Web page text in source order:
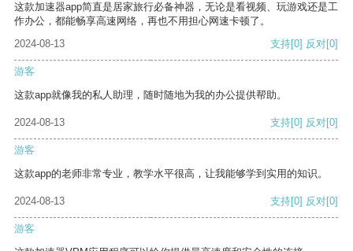
这款加速器app简直是居家旅行必备神器，无论是看视频、玩游戏还是工
作办公，都能畅享高速网络，再也不用担心网速卡顿了。
2024-08-13
支持[0] 反对[0]
游客
这款app就像我的私人助理，随时随地为我的办公提供帮助。
2024-08-13 支持[0] 反对[0]
游客
这款app的老师非常专业，教学水平很高，让我能够学到实用的知识。
2024-08-13 支持[0] 反对[0]
游客